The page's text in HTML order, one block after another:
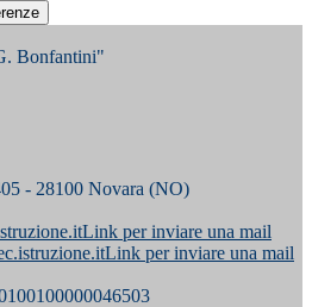
Bonfantini"
- 28100 Novara (NO)
Link per inviare una mail
Link per inviare una mail